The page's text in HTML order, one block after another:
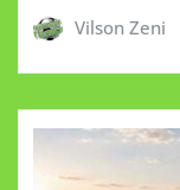
Vilson Zeni